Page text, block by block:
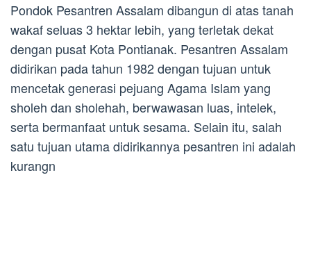
Pondok Pesantren Assalam dibangun di atas tanah
wakaf seluas 3 hektar lebih, yang terletak dekat
dengan pusat Kota Pontianak. Pesantren Assalam
didirikan pada tahun 1982 dengan tujuan untuk
mencetak generasi pejuang Agama Islam yang
sholeh dan sholehah, berwawasan luas, intelek,
serta bermanfaat untuk sesama. Selain itu, salah
satu tujuan utama didirikannya pesantren ini adalah
kurangn